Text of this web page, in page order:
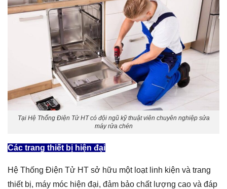
Tại Hệ Thống Điện Tử HT có đội ngũ kỹ thuật viên chuyên nghiệp sửa
máy rửa chén
Các trang thiết bị hiện đại
Hệ Thống Điện Tử HT sở hữu một loạt linh kiện và trang
thiết bị, máy móc hiện đại, đảm bảo chất lượng cao và đáp